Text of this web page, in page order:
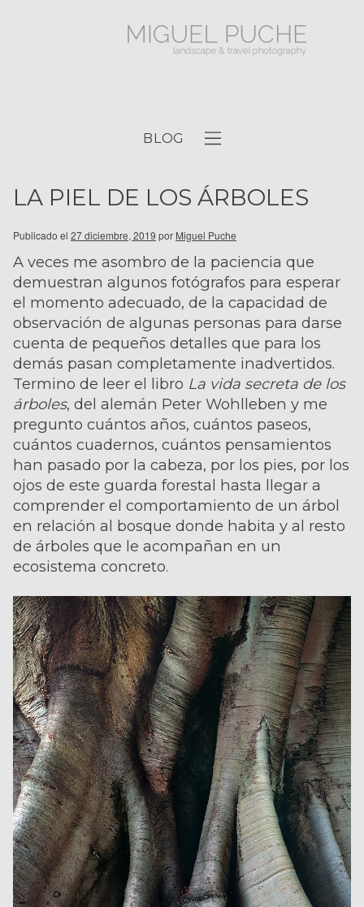
BLOG
LA PIEL DE LOS ÁRBOLES
Publicado el 27 diciembre, 2019 por Miguel Puche
A veces me asombro de la paciencia que
demuestran algunos fotógrafos para esperar
el momento adecuado, de la capacidad de
observación de algunas personas para darse
cuenta de pequeños detalles que para los
demás pasan completamente inadvertidos.
Termino de leer el libro La vida secreta de los
árboles, del alemán Peter Wohlleben y me
pregunto cuántos años, cuántos paseos,
cuántos cuadernos, cuántos pensamientos
han pasado por la cabeza, por los pies, por los
ojos de este guarda forestal hasta llegar a
comprender el comportamiento de un árbol
en relación al bosque donde habita y al resto
de árboles que le acompañan en un
ecosistema concreto.